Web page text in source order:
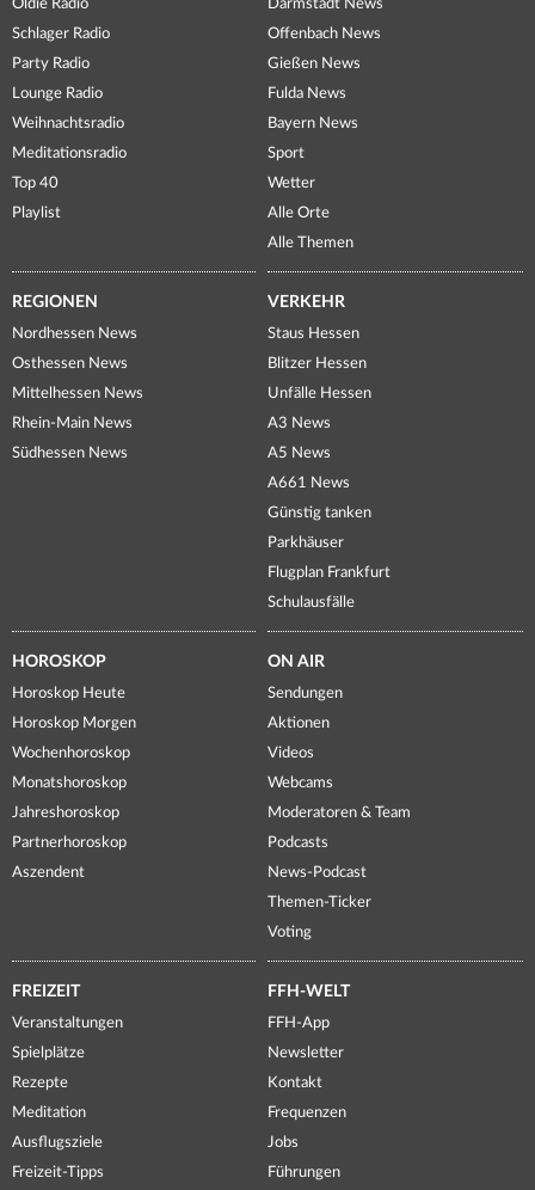
Oldie Radio
Schlager Radio
Party Radio
Lounge Radio
Weihnachtsradio
Meditationsradio
Top 40
Playlist
Darmstadt News
Offenbach News
Gießen News
Fulda News
Bayern News
Sport
Wetter
Alle Orte
Alle Themen
REGIONEN
Nordhessen News
Osthessen News
Mittelhessen News
Rhein-Main News
Südhessen News
VERKEHR
Staus Hessen
Blitzer Hessen
Unfälle Hessen
A3 News
A5 News
A661 News
Günstig tanken
Parkhäuser
Flugplan Frankfurt
Schulausfälle
HOROSKOP
Horoskop Heute
Horoskop Morgen
Wochenhoroskop
Monatshoroskop
Jahreshoroskop
Partnerhoroskop
Aszendent
ON AIR
Sendungen
Aktionen
Videos
Webcams
Moderatoren & Team
Podcasts
News-Podcast
Themen-Ticker
Voting
FREIZEIT
Veranstaltungen
Spielplätze
Rezepte
Meditation
Ausflugsziele
Freizeit-Tipps
FFH-WELT
FFH-App
Newsletter
Kontakt
Frequenzen
Jobs
Führungen